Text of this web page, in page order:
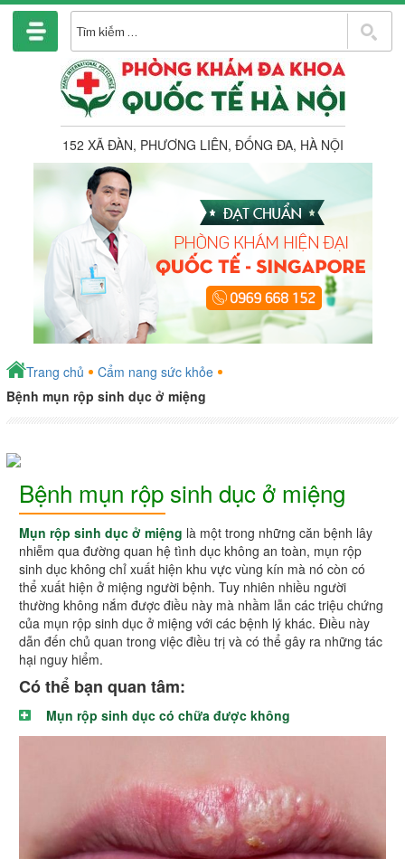
Chuyển
phần
152 XÃ ĐÀN, PHƯƠNG LIÊN, ĐỐNG ĐA, HÀ NỘI
Trang chủ
Cẩm nang sức khỏe
Bệnh mụn rộp sinh dục ở miệng
Bệnh mụn rộp sinh dục ở miệng
Mụn rộp sinh dục ở miệng là một trong những căn bệnh lây
nhiễm qua đường quan hệ tình dục không an toàn, mụn rộp
sinh dục không chỉ xuất hiện khu vực vùng kín mà nó còn có
thể xuất hiện ở miệng người bệnh. Tuy nhiên nhiều người
thường không nắm được điều này mà nhầm lẫn các triệu chứng
của mụn rộp sinh dục ở miệng với các bệnh lý khác. Điều này
dẫn đến chủ quan trong việc điều trị và có thể gây ra những tác
hại nguy hiểm.
Có thể bạn quan tâm:
Mụn rộp sinh dục có chữa được không